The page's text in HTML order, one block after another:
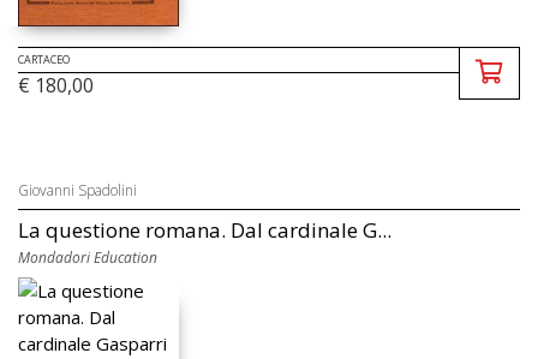
CARTACEO
€ 180,00
Giovanni Spadolini
La questione romana. Dal cardinale G...
Mondadori Education